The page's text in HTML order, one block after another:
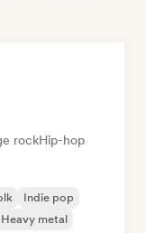
rockHip-hop
Indie pop
metal